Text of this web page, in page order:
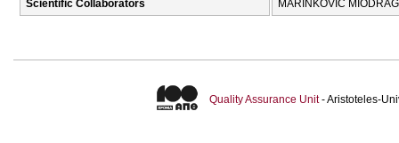
Scientific Collaborators MARINKOVIC
Quality Assurance Unit- Aristoteles-